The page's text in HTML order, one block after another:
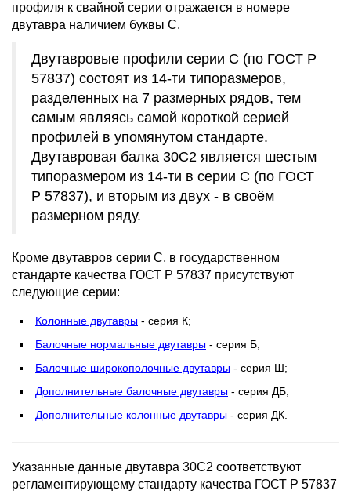
профиля к свайной серии отражается в номере
двутавра наличием буквы С.
Двутавровые профили серии С (по ГОСТ Р
57837) состоят из 14-ти типоразмеров,
разделенных на 7 размерных рядов, тем
самым являясь самой короткой серией
профилей в упомянутом стандарте.
Двутавровая балка 30С2 является шестым
типоразмером из 14-ти в серии С (по ГОСТ
Р 57837), и вторым из двух - в своём
размерном ряду.
Кроме двутавров серии С, в государственном
стандарте качества ГОСТ Р 57837 присутствуют
следующие серии:
Колонные двутавры - серия К;
Балочные нормальные двутавры - серия Б;
Балочные широкополочные двутавры - серия Ш;
Дополнительные балочные двутавры - серия ДБ;
Дополнительные колонные двутавры - серия ДК.
Указанные данные двутавра 30С2 соответствуют
регламентирующему стандарту качества ГОСТ Р 57837